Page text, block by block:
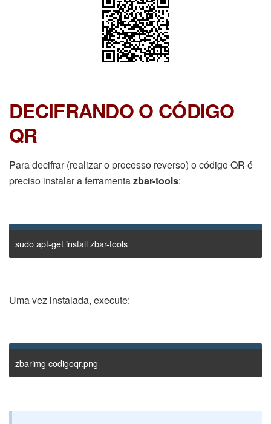
DECIFRANDO O CÓDIGO
QR
Para decifrar (realizar o processo reverso) o código QR é
preciso instalar a ferramentazbar-tools:
sudo apt-get install zbar-tools
Uma vez instalada, execute:
zbarimg codigoqr.png